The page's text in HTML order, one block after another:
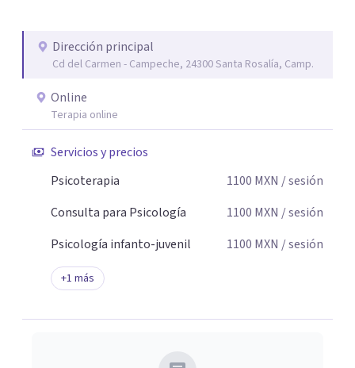
auténtica y comunicación clara y directa para darte
seguridad emocional y una dirección firme de tu proceso
de cambio.
Dirección principal
Cd del Carmen - Campeche, 24300 Santa Rosalía, Camp.
Online
Terapia online
Servicios y precios
Psicoterapia
1100 MXN / sesión
Consulta para Psicología
1100 MXN / sesión
Psicología infanto-juvenil
1100 MXN / sesión
+1 más